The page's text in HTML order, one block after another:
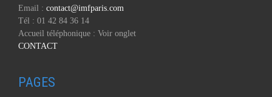
Email : contact@imfparis.com
Tél : 01 42 84 36 14
Accueil téléphonique : Voir onglet
CONTACT
PAGES